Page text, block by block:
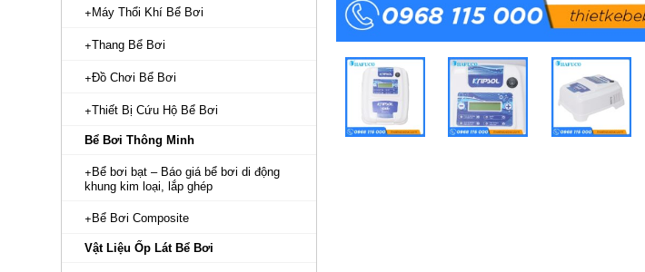
Máy Thổi Khí Bể Bơi
Thang Bể Bơi
Đồ Chơi Bể Bơi
Thiết Bị Cứu Hộ Bể Bơi
Bể Bơi Thông Minh
Bể bơi bạt – Báo giá bể bơi di động
khung kim loại, lắp ghép
Bể Bơi Composite
Vật Liệu Ốp Lát Bể Bơi